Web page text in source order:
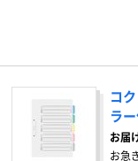
コ
ラ
お届
お急